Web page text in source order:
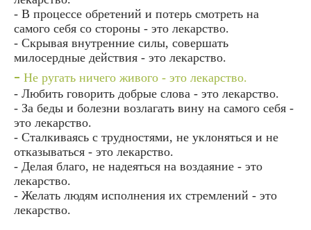
- В процессе обретений и потерь смотреть на
самого себя со стороны - это лекарство.
- Скрывая внутренние силы, совершать
милосердные действия - это лекарство.
- Не ругать ничего живого - это лекарство.
- Любить говорить добрые слова - это лекарство.
- За беды и болезни возлагать вину на самого себя -
это лекарство.
- Сталкиваясь с трудностями, не уклоняться и не
отказываться - это лекарство.
- Делая благо, не надеяться на воздаяние - это
лекарство.
- Желать людям исполнения их стремлений - это
лекарство.